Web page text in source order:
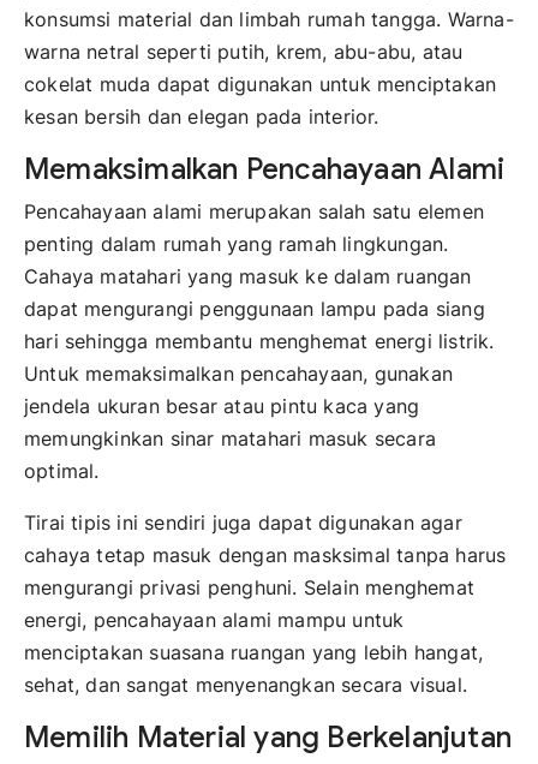
konsumsi material dan limbah rumah tangga. Warna-
warna netral seperti putih, krem, abu-abu, atau
cokelat muda dapat digunakan untuk menciptakan
kesan bersih dan elegan pada interior.
Memaksimalkan Pencahayaan Alami
Pencahayaan alami merupakan salah satu elemen
penting dalam rumah yang ramah lingkungan.
Cahaya matahari yang masuk ke dalam ruangan
dapat mengurangi penggunaan lampu pada siang
hari sehingga membantu menghemat energi listrik.
Untuk memaksimalkan pencahayaan, gunakan
jendela ukuran besar atau pintu kaca yang
memungkinkan sinar matahari masuk secara
optimal.
Tirai tipis ini sendiri juga dapat digunakan agar
cahaya tetap masuk dengan masksimal tanpa harus
mengurangi privasi penghuni. Selain menghemat
energi, pencahayaan alami mampu untuk
menciptakan suasana ruangan yang lebih hangat,
sehat, dan sangat menyenangkan secara visual.
Memilih Material yang Berkelanjutan